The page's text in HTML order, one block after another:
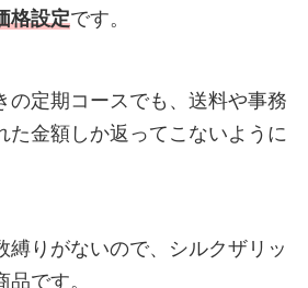
格設定です。
の定期コースでも、送料や事務
た金額しか返ってこないように
縛りがないので、シルクザリッ
です。